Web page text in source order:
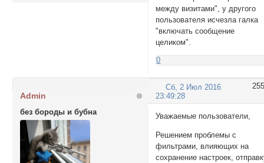
между визитами", у другого
пользователя исчезла галка
"включать сообщение
целиком".
0
255
Сб, 2 Июл 2016
23:49:28
Admin
без бороды и бубна
Уважаемые пользователи,
Решением проблемы с
фильтрами, влияющих на
сохранение настроек,